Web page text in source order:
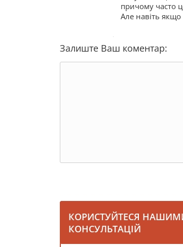
причому часто
Але навіть
Залиште Ваш коментар:
КОРИСТУЙТЕСЯ
КОНСУЛЬТАЦІЙ